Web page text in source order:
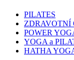
PILATES
ZDRAVOTNÍ
POWER
YOGA a
HATHA